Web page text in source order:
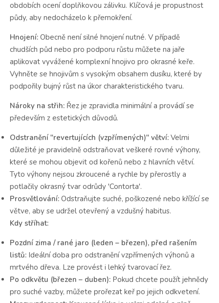
obdobích ocení doplňkovou zálivku. Klíčová je propustnost
půdy, aby nedocházelo k přemokření.
Hnojení: Obecně není silné hnojení nutné. V případě
chudších půd nebo pro podporu růstu můžete na jaře
aplikovat vyvážené komplexní hnojivo pro okrasné keře.
Vyhněte se hnojivům s vysokým obsahem dusíku, které by
podpořily bujný růst na úkor charakteristického tvaru.
Nároky na střih: Řez je zpravidla minimální a provádí se
především z estetických důvodů.
Odstranění "revertujících (vzpřímených)" větví: Velmi
důležité je pravidelně odstraňovat veškeré rovné výhony,
které se mohou objevit od kořenů nebo z hlavních větví.
Tyto výhony nejsou zkroucené a rychle by přerostly a
potlačily okrasný tvar odrůdy 'Contorta'.
Prosvětlování: Odstraňujte suché, poškozené nebo křížící se
větve, aby se udržel otevřený a vzdušný habitus.
Kdy stříhat:
Pozdní zima / rané jaro (leden – březen), před rašením
listů: Ideální doba pro odstranění vzpřímených výhonů a
mrtvého dřeva. Lze provést i lehký tvarovací řez.
Po odkvětu (březen – duben): Pokud chcete použít jehnědy
pro suché vazby, můžete prořezat keř po jejich odkvetení.